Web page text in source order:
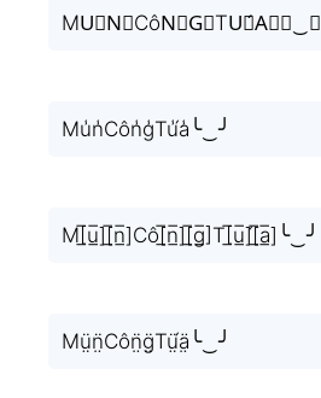
MU⃣N⃣CôN⃣G⃣TU⃣́A⃣╰‿╯
Mu̾n̾Côn̾g̾Tu̾́a̾╰‿╯
M[̲̅u̲̅][̲̅n̲̅]Cô[̲̅n̲̅][̲̅g̲̅]T[̲̅u̲̅]́[̲̅a̲̅]╰‿╯
Mṳ̈n̤̈Côn̤̈g̤̈Tṳ̈́ä̤╰‿╯